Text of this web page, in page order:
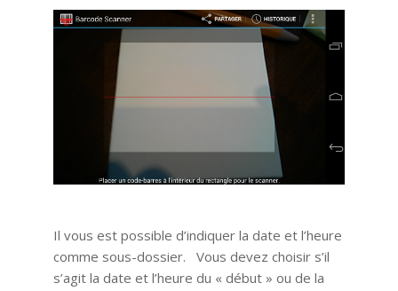
Il vous est possible d’indiquer la date et l’heure
comme sous-dossier. Vous devez choisir s’il
s’agit la date et l’heure du « début » ou de la